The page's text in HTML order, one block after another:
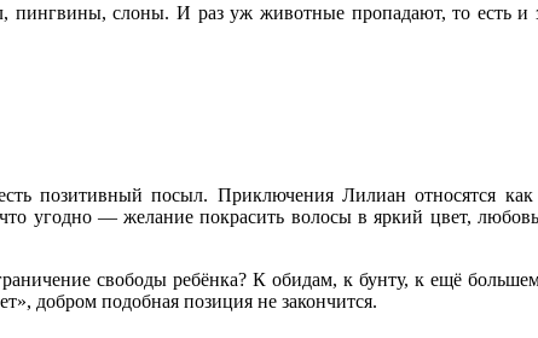
пингвины, слоны. И раз уж животные пропадают, то есть
позитивный посыл. Приключения Лилиан относятся
угодно — желание покрасить волосы в яркий цвет,
свободы ребёнка? К обидам, к бунту, к ещё
добром подобная позиция не закончится.